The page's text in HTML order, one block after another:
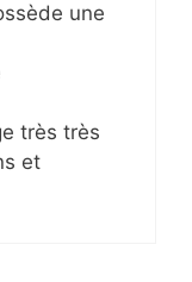
une
très très
et